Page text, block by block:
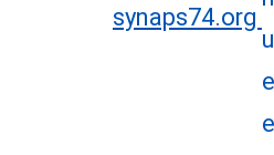
synaps74.org